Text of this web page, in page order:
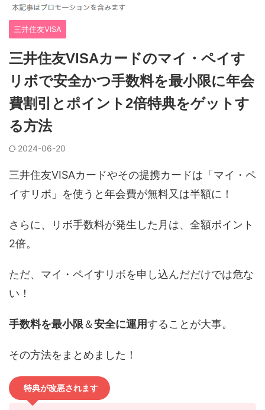
三井住友VISA
三井住友VISAカードのマイ・ペイす
リボで安全かつ手数料を最小限に年会
費割引とポイント2倍特典をゲットす
る方法
2024-06-20
三井住友VISAカードやその提携カードは「マイ・ペ
イすリボ」を使うと年会費が無料又は半額に！
さらに、リボ手数料が発生した月は、全額ポイント
2倍。
ただ、マイ・ペイすリボを申し込んだだけでは危な
い！
手数料を最小限＆安全に運用することが大事。
その方法をまとめました！
特典が改悪されます